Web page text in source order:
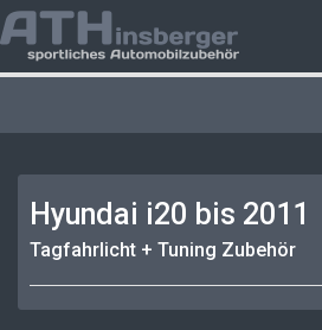
Hyundai i20 bis 2011
Tagfahrlicht + Tuning Zubehör